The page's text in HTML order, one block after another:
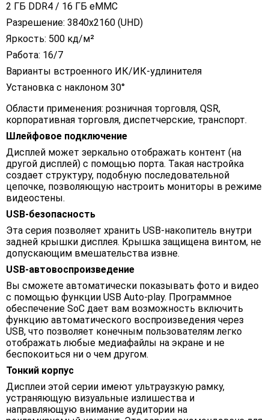
2 ГБ DDR4 / 16 ГБ eMMC
Разрешение: 3840x2160 (UHD)
Яркость: 500 кд/м²
Работа: 16/7
Варианты встроенного ИК/ИК-удлинителя
Установка с наклоном 30°
Области применения: розничная торговля, QSR,
корпоративная торговля, диспетчерские, транспорт.
Шлейфовое подключение
Дисплей может зеркально отображать контент (на
другой дисплей) с помощью порта. Такая настройка
создает структуру, подобную последовательной
цепочке, позволяющую настроить мониторы в режиме
видеостены.
USB-безопасность
Эта серия позволяет хранить USB-накопитель внутри
задней крышки дисплея. Крышка защищена винтом, не
допускающим вмешательства извне.
USB-автовоспроизведение
Вы сможете автоматически показывать фото и видео
с помощью функции USB Auto-play. Программное
обеспечение SoC дает вам возможность включить
функцию автоматического воспроизведения через
USB, что позволяет конечным пользователям легко
отображать любые медиафайлы на экране и не
беспокоиться ни о чем другом.
Тонкий корпус
Дисплеи этой серии имеют ультраузкую рамку,
устраняющую визуальные излишества и
направляющую внимание аудитории на